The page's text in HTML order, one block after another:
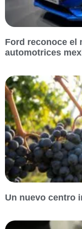
Ford reconoce el
automotrices
Un nuevo centro